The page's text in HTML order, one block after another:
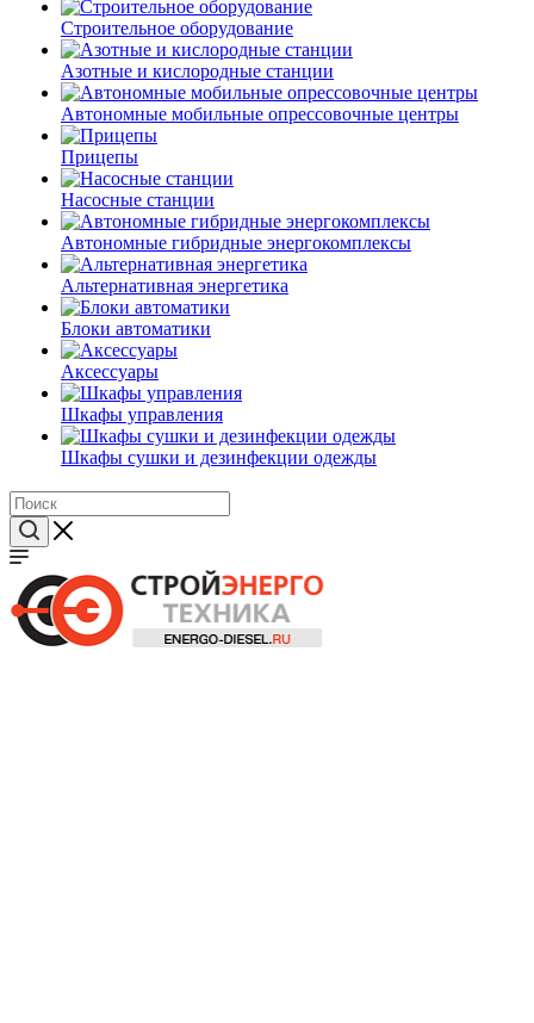
Строительное оборудование
Азотные и кислородные станции
Автономные мобильные опрессовочные центры
Прицепы
Насосные станции
Автономные гибридные энергокомплексы
Альтернативная энергетика
Блоки автоматики
Аксессуары
Шкафы управления
Шкафы сушки и дезинфекции одежды